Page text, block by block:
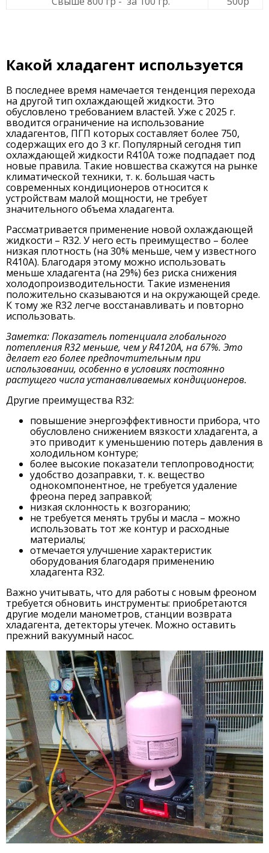
Какой хладагент используется
В последнее время намечается тенденция перехода
на другой тип охлаждающей жидкости. Это
обусловлено требованием властей. Уже с 2025 г.
вводится ограничение на использование
хладагентов, ПГП которых составляет более 750,
содержащих его до 3 кг. Популярный сегодня тип
охлаждающей жидкости R410A тоже подпадает под
новые правила. Такие новшества скажутся на рынке
климатической техники, т. к. большая часть
современных кондиционеров относится к
устройствам малой мощности, не требует
значительного объема хладагента.
Рассматривается применение новой охлаждающей
жидкости – R32. У него есть преимущество – более
низкая плотность (на 30% меньше, чем у известного
R410A). Благодаря этому можно использовать
меньше хладагента (на 29%) без риска снижения
холодопроизводительности. Такие изменения
положительно сказываются и на окружающей среде.
К тому же R32 легче восстанавливать и повторно
использовать.
Заметка: Показатель потенциала глобального
потепления R32 меньше, чем у R4120A, на 67%. Это
делает его более предпочтительным при
использовании, особенно в условиях постоянно
растущего числа устанавливаемых кондиционеров.
Другие преимущества R32:
повышение энергоэффективности прибора, что
обусловлено снижением вязкости хладагента, а
это приводит к уменьшению потерь давления в
холодильном контуре;
более высокие показатели теплопроводности;
удобство дозаправки, т. к. вещество
однокомпонентное, не требуется удаление
фреона перед заправкой;
низкая склонность к возгоранию;
не требуется менять трубы и масла – можно
использовать тот же контур и расходные
материалы;
отмечается улучшение характеристик
оборудования благодаря применению
хладагента R32.
Важно учитывать, что для работы с новым фреоном
требуется обновить инструменты: приобретаются
другие модели манометров, станции возврата
хладагента, детекторы утечек. Можно оставить
прежний вакуумный насос.